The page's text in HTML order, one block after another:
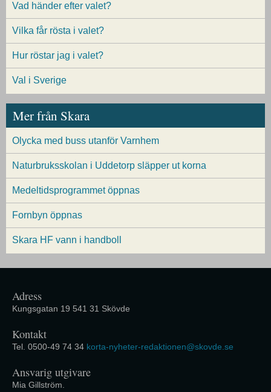
Vad händer efter valet?
Vilka får rösta i valet?
Hur röstar jag i valet?
Val i Sverige
Mer från Skara
Olycka med buss utanför Varnhem
Naturbruksskolan i Uddetorp släpper ut korna
Medeltidsprogrammet öppnas
Fornbyn öppnas
Skara HF vann i handboll
Adress
Kungsgatan 19 541 31 Skövde
Kontakt
Tel. 0500-49 74 34 korta-nyheter-redaktionen@skovde.se
Ansvarig utgivare
Mia Gillström.